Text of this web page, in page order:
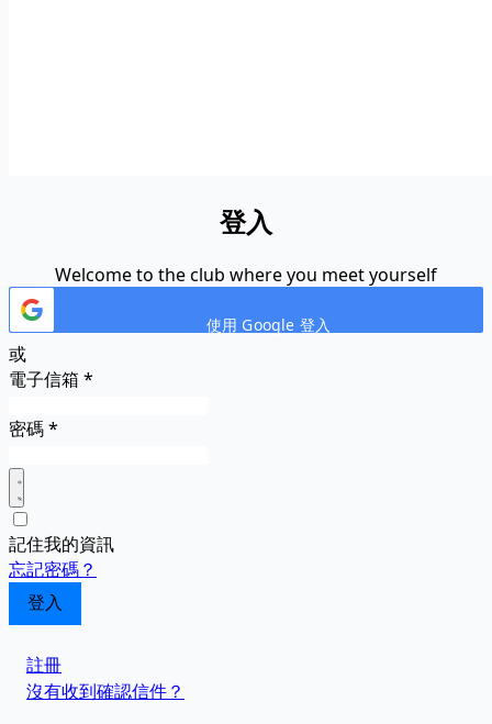
登入
Welcome to the club where you meet yourself
使用 Google 登入
或
電子信箱 *
密碼*
記住我的資訊
忘記密碼？
註冊
沒有收到確認信件？